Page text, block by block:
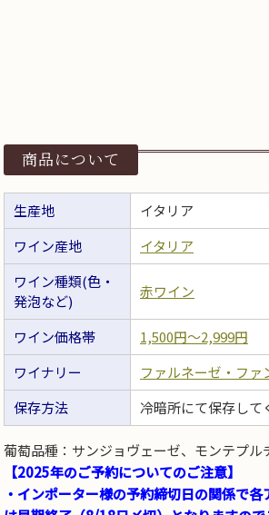
商品について
生産地
イタリア
ワイン産地
イタリア
ワイン種類(色・
発泡など)
赤ワイン
ワイン価格帯
1,500円〜2,999円
ワイナリー
ファルネーゼ・ファ
保存方法
冷暗所にて保存して
葡萄品種：サンジョヴェーゼ、モンテプル
【2025年のご予約についてのご注意】
・インポーター様の予約締切日の関係で